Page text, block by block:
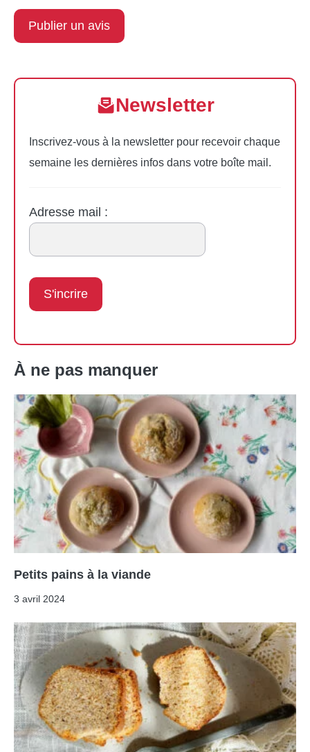
Newsletter
Inscrivez-vous à la newsletter pour recevoir chaque
semaine les dernières infos dans votre boîte mail.
Adresse mail :
À ne pas manquer
Petits pains à la viande
3 avril 2024